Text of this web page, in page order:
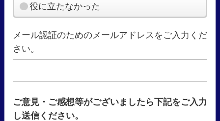
役に立たなかった
メール認証のためのメールアドレスをご入力くだ
さい。
ご意見・ご感想等がございましたら下記をご入力
し送信ください。